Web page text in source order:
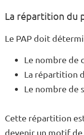
La répartition du
Le PAP doit
Le nombre de
La répartition
Le nombre de
Cette répartition
devenir un motif de